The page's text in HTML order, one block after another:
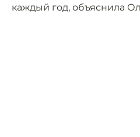
каждый год, объяснила